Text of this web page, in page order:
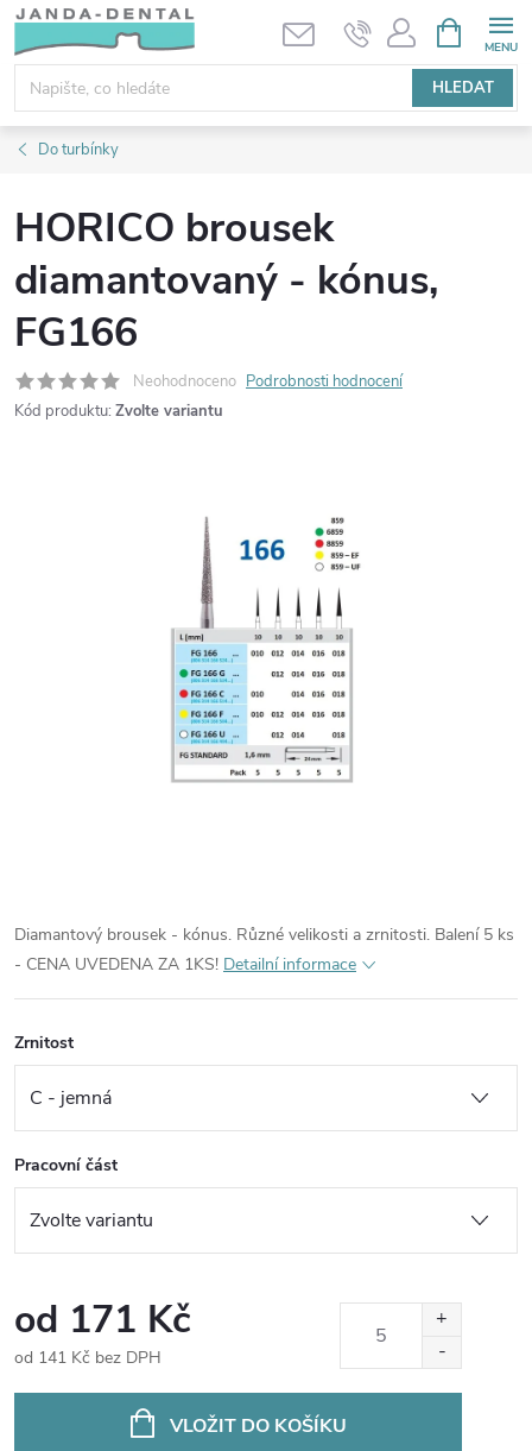
Přejít
obsah
HLEDAT
NÁKUPNÍ
KOŠÍK
Do turbínky
HORICO brousek
diamantovaný - kónus,
FG166
Neohodnoceno Podrobnosti hodnocení
Kód produktu: Zvolte variantu
Diamantový brousek - kónus. Různé velikosti a zrnitosti. Balení 5 ks
- CENA UVEDENA ZA 1KS! Detailní informace
Zrnitost
Pracovní část
od 171 Kč
od 141 Kč bez DPH
VLOŽIT DO KOŠÍKU